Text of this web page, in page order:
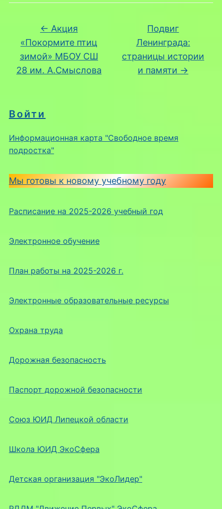
Войти
Информационная карта "Свободное время
подростка"
Мы готовы к новому учебному году
Расписание на 2025-2026 учебный год
Электронное обучение
План работы на 2025-2026 г.
Электронные образовательные ресурсы
Охрана труда
Дорожная безопасность
Паспорт дорожной безопасности
Союз ЮИД Липецкой области
Школа ЮИД ЭкоСфера
Детская организация "ЭкоЛидер"
← Акция
«Покормите птиц
зимой» МБОУ СШ
28 им. А.Смыслова
Подвиг
Ленинграда:
страницы истории
и памяти →